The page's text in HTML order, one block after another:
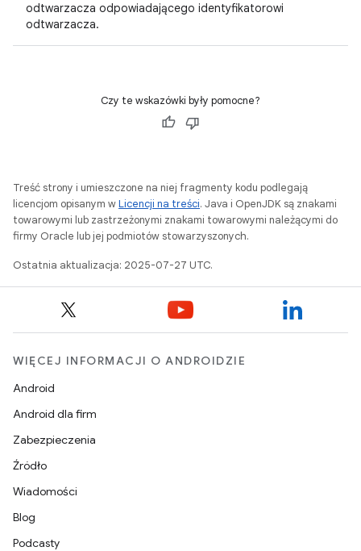
odtwarzacza odpowiadającego identyfikatorowi
odtwarzacza.
Czy te wskazówki były pomocne?
Treść strony i umieszczone na niej fragmenty kodu podlegają
licencjom opisanym wLicencji na treści. Java i OpenJDK są znakami
towarowymi lub zastrzeżonymi znakami towarowymi należącymi do
firmy Oracle lub jej podmiotów stowarzyszonych.
Ostatnia aktualizacja: 2025-07-27 UTC.
WIĘCEJ INFORMACJI O ANDROIDZIE
Android
Android dla firm
Zabezpieczenia
Źródło
Wiadomości
Blog
Podcasty